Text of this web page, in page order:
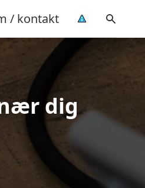
/ kontakt
dig